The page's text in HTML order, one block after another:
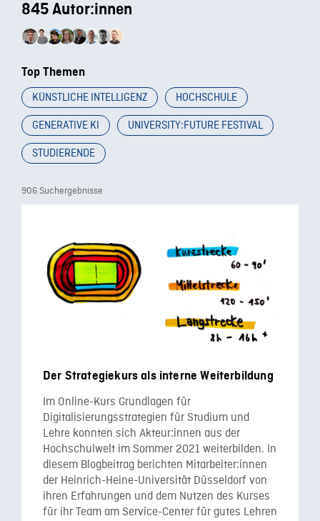
906 Suchergebnisse
Der Strategiekurs als interne Weiterbildung
Im Online-Kurs Grundlagen für
Digitalisierungsstrategien für Studium und
Lehre konnten sich Akteur:innen aus der
Hochschulwelt im Sommer 2021 weiterbilden. In
diesem Blogbeitrag berichten Mitarbeiter:innen
der Heinrich-Heine-Universität Düsseldorf von
ihren Erfahrungen und dem Nutzen des Kurses
für ihr Team am Service-Center für gutes Lehren
845 Autor:innen
Top Themen
KÜNSTLICHE INTELLIGENZ
HOCHSCHULE
GENERATIVE KI
UNIVERSITY:FUTURE FESTIVAL
STUDIERENDE